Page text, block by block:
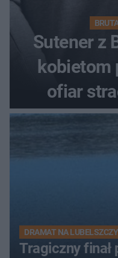
Sutener z
kobietom
ofiar
DRAMAT NA
Tragiczny finał